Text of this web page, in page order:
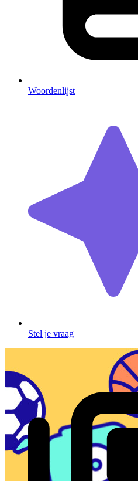
Woordenlijst
Stel je vraag